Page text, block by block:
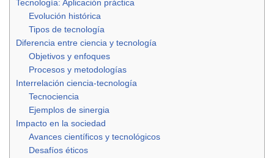
Tecnología: Aplicación práctica
Evolución histórica
Tipos de tecnología
Diferencia entre ciencia y tecnología
Objetivos y enfoques
Procesos y metodologías
Interrelación ciencia-tecnología
Tecnociencia
Ejemplos de sinergia
Impacto en la sociedad
Avances científicos y tecnológicos
Desafíos éticos